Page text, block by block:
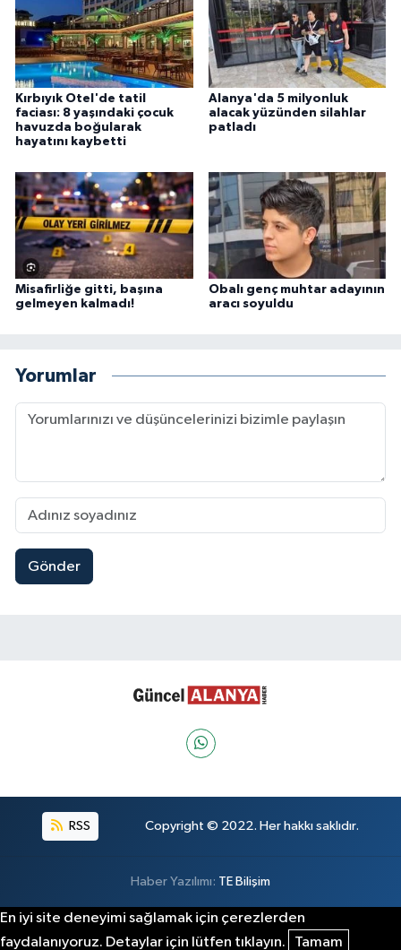
Kırbıyık Otel'de tatil
faciası: 8 yaşındaki çocuk
havuzda boğularak
hayatını kaybetti
Alanya'da 5 milyonluk
alacak yüzünden silahlar
patladı
Misafirliğe gitti, başına
gelmeyen kalmadı!
Obalı genç muhtar adayının
aracı soyuldu
Yorumlar
Gönder
RSS Copyright © 2022. Her hakkı saklıdır.
Haber Yazılımı: TE Bilişim
En iyi site deneyimi sağlamak için çerezlerden
faydalanıyoruz. Detaylar için lütfen tıklayın.
Tamam